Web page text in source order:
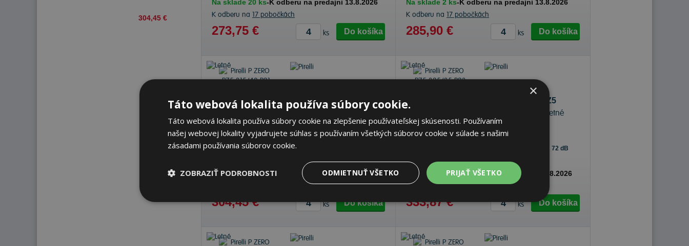
304,45 €
Na sklade 20 ks-K odberu na predajni 13.8.2026
K odberu na 17 pobočkách
273,75 € ks Do košíka
Na sklade 2 ks-K odberu na predajni 13.8.2026
K odberu na 17 pobočkách
285,90 € ks Do košíka
Pirelli P ZERO PZ5
315/40 R21 111 Y Letné
Na sklade 3 ks-K odberu na predajni 13.8.2026
304,45 € ks Do košíka
Pirelli P ZERO PZ5
325/35 R23 111 Y Letné
72 dB
Na sklade 20 ks-K odberu na predajni 13.8.2026
K odberu na17 pobočkách
333,87 € ks Do košíka
×
Táto webová lokalita používa súbory cookie.
Táto webová lokalita používa súbory cookie na zlepšenie používateľskej skúsenosti. Používaním
našej webovej lokality vyjadrujete súhlas s používaním všetkých súborov cookie v súlade s našimi
zásadami používania súborov cookie.
PRIJAŤ VŠETKO
ODMIETNUŤ VŠETKO
ZOBRAZIŤ PODROBNOSTI